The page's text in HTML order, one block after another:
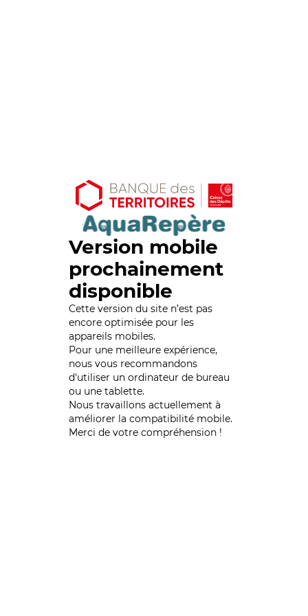
Version mobile
prochainement
disponible
Cette version du site n’est pas
encore optimisée pour les
appareils mobiles.
Pour une meilleure expérience,
nous vous recommandons
d'utiliser un ordinateur de bureau
ou une tablette.
Nous travaillons actuellement à
améliorer la compatibilité mobile.
Merci de votre compréhension !